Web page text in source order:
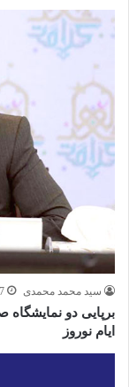
سید محمد محمدی
ایام نوروز